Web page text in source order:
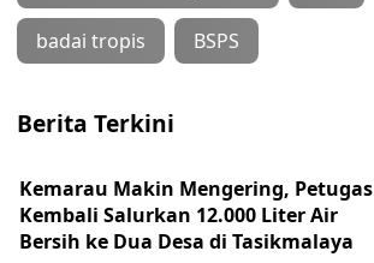
badai tropis BSPS
Berita Terkini
Kemarau Makin Mengering, Petugas
Kembali Salurkan 12.000 Liter Air
Bersih ke Dua Desa di Tasikmalaya